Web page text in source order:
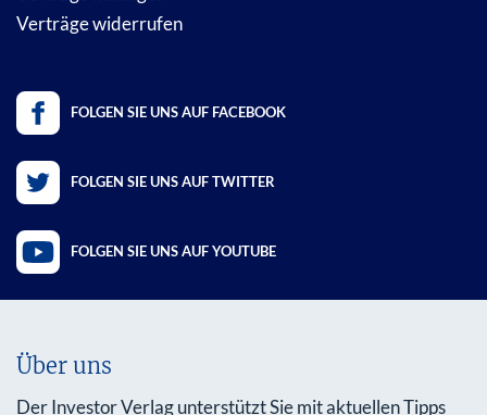
Verträge widerrufen
FOLGEN SIE UNS AUF FACEBOOK
FOLGEN SIE UNS AUF TWITTER
FOLGEN SIE UNS AUF YOUTUBE
Über uns
Der Investor Verlag unterstützt Sie mit aktuellen Tipps